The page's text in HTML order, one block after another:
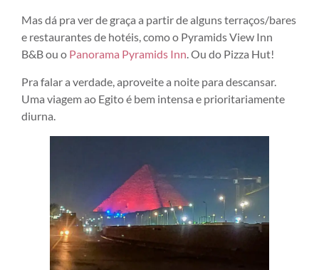
Mas dá pra ver de graça a partir de alguns terraços/bares
e restaurantes de hotéis, como o Pyramids View Inn
B&B ou o Panorama Pyramids Inn. Ou do Pizza Hut!
Pra falar a verdade, aproveite a noite para descansar.
Uma viagem ao Egito é bem intensa e prioritariamente
diurna.